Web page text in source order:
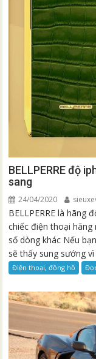
BELLPERRE độ
sang
24/04/2020
BELLPERRE là hãng
chiếc điện thoại
số dòng khác Nếu
sẽ thấy sung sướng
Điện thoại, đồng hồ